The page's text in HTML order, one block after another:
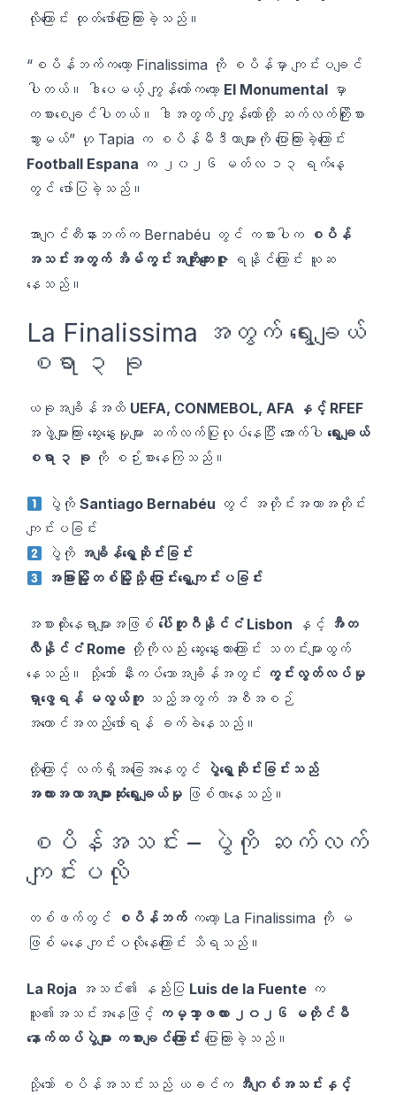
လိုကြောင်း ထုတ်ဖော်ပြောကြားခဲ့သည်။
“စပိန်ဘက်ကတော့ Finalissima ကို စပိန်မှာ ကျင်းပချင်
ပါတယ်။ ဒါပေမယ့် ကျွန်တော်ကတော့ El Monumental မှာ
ကစားစေချင်ပါတယ်။ ဒါအတွက် ကျွန်တော်တို့ ဆက်လက်ကြိုးစား
သွားမယ်” ဟု Tapia က စပိန်မီဒီယာများကို ပြောကြားခဲ့ကြောင်း
Football Espana က ၂၀၂၆ မတ်လ ၁၃ ရက်နေ့
တွင် ဖော်ပြခဲ့သည်။
အာဂျင်တီးနားဘက်က Bernabéu တွင် ကစားပါက စပိန်
အသင်းအတွက် အိမ်ကွင်းအကျိုးကျေးဇူး ရနိုင်ကြောင်း ယူဆ
နေသည်။
La Finalissima အတွက် ရွေးချယ်
စရာ ၃ ခု
ယခုအချိန်အထိ UEFA, CONMEBOL, AFA နှင့် RFEF
အဖွဲ့များကြား ဆွေးနွေးမှုများ ဆက်လက်ပြုလုပ်နေပြီး အောက်ပါ ရွေးချယ်
စရာ ၃ ခု ကို စဉ်းစားနေကြသည်။
ပွဲကိုSantiago Bernabéu တွင် အတိုင်းအတာအတိုင်း
ကျင်းပခြင်း
ပွဲကို အချိန်ရွှေ့ဆိုင်းခြင်း
အခြားမြို့တစ်မြို့သို့ ပြောင်းရွှေ့ကျင်းပခြင်း
အစားထိုးနေရာများအဖြစ် ပေါ်တူဂီနိုင်ငံ Lisbon နှင့် အီတ
လီနိုင်ငံ Rome တို့ကိုလည်း ဆွေးနွေးထားကြောင်း သတင်းများထွက်
နေသည်။ သို့သော် နီးကပ်သောအချိန်အတွင်း ကွင်းလွတ်လပ်မှု
ရှာဖွေရန် မလွယ်ကူသည့်အတွက် အစီအစဉ်
အကောင်အထည်ဖော်ရန် ခက်ခဲနေသည်။
ထို့ကြောင့် လက်ရှိအခြေအနေတွင်
ပွဲရွှေ့ဆိုင်းခြင်းသည်
အလားအလာအများဆုံးရွေးချယ်မှု ဖြစ်လာနေသည်။
စပိန်အသင်း – ပွဲကို ဆက်လက်
ကျင်းပလို
တစ်ဖက်တွင် စပိန်ဘက်ကတော့ La Finalissima ကို မ
ဖြစ်မနေ ကျင်းပလိုနေကြောင်း သိရသည်။
La Roja အသင်း၏ နည်းပြ Luis de la Fuente က
သူ၏အသင်းအနေဖြင့် ကမ္ဘာ့ဖလား ၂၀၂၆ မတိုင်မီ
နောက်ထပ်ပွဲများ ကစားချင်ကြောင်း ပြောကြားခဲ့သည်။
သို့သော် စပိန်အသင်းသည် ယခင်က အီဂျစ်အသင်းနှင့်